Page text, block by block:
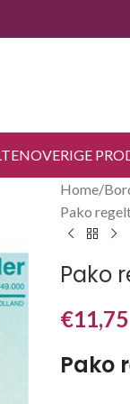
OVERIGE
Home
Pako
Pako
€11,75
Pako